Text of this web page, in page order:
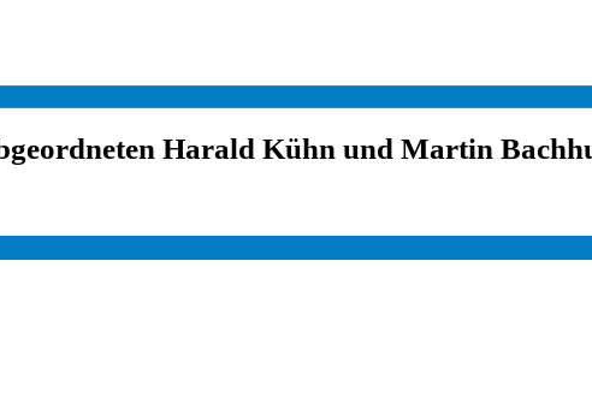
Harald Kühn und Martin